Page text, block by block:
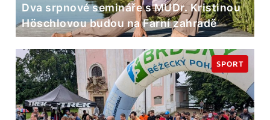
Dva srpnové semináře s MUDr. Kristinou
Höschlovou budou na Farní zahradě
SPORT